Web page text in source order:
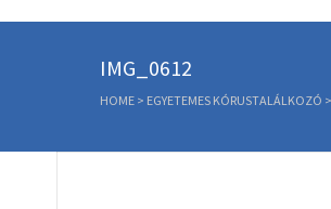
IMG_0612
HOME > EGYETEMES KÓRUSTALÁLKOZÓ >